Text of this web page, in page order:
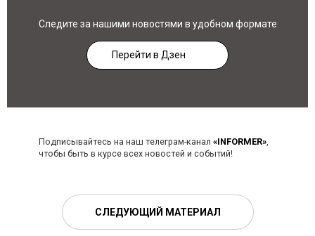
Следите за нашими новостями в удобном формате
Перейти в Дзен
Подписывайтесь на наш телеграм-канал «INFORMER»,
чтобы быть в курсе всех новостей и событий!
СЛЕДУЮЩИЙ МАТЕРИАЛ